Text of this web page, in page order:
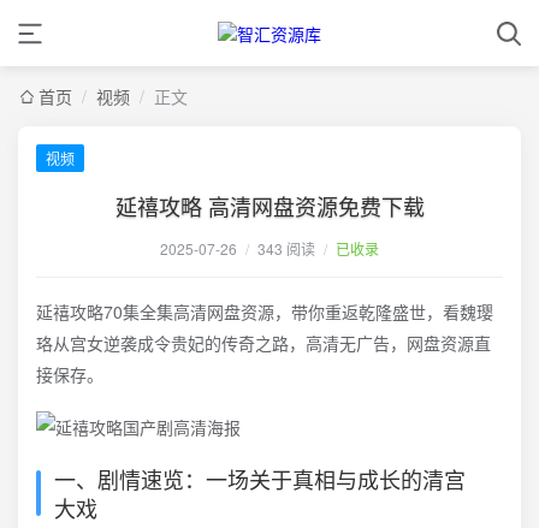
首页 / 视频 / 正文
视频
延禧攻略 高清网盘资源免费下载
2025-07-26 / 343 阅读 / 已收录
延禧攻略70集全集高清网盘资源，带你重返乾隆盛世，看魏璎
珞从宫女逆袭成令贵妃的传奇之路，高清无广告，网盘资源直
接保存。
一、剧情速览：一场关于真相与成长的清宫
大戏